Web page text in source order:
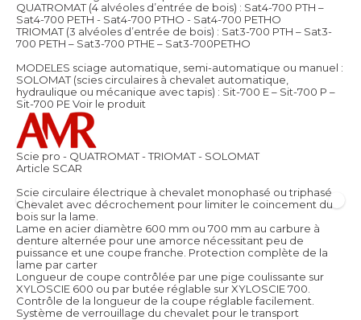
QUATROMAT (4 alvéoles d’entrée de bois) : Sat4-700 PTH –
Sat4-700 PETH - Sat4-700 PTHO - Sat4-700 PETHO
TRIOMAT (3 alvéoles d’entrée de bois) : Sat3-700 PTH – Sat3-
700 PETH – Sat3-700 PTHE – Sat3-700PETHO
MODELES sciage automatique, semi-automatique ou manuel :
SOLOMAT (scies circulaires à chevalet automatique,
hydraulique ou mécanique avec tapis) : Sit-700 E – Sit-700 P –
Sit-700 PEVoir le produit
Scie pro - QUATROMAT - TRIOMAT - SOLOMAT
Article SCAR
Scie circulaire électrique à chevalet monophasé ou triphasé
Chevalet avec décrochement pour limiter le coincement du
bois sur la lame.
Lame en acier diamètre 600 mm ou 700 mm au carbure à
denture alternée pour une amorce nécessitant peu de
puissance et une coupe franche. Protection complète de la
lame par carter
Longueur de coupe contrôlée par une pige coulissante sur
XYLOSCIE 600 ou par butée réglable sur XYLOSCIE 700.
Contrôle de la longueur de la coupe réglable facilement.
Système de verrouillage du chevalet pour le transport